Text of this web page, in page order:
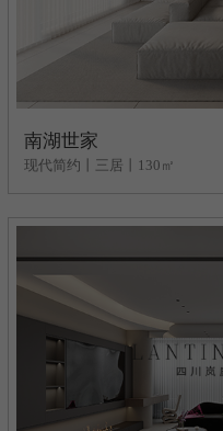
南湖世家
现代简约丨三居丨130㎡